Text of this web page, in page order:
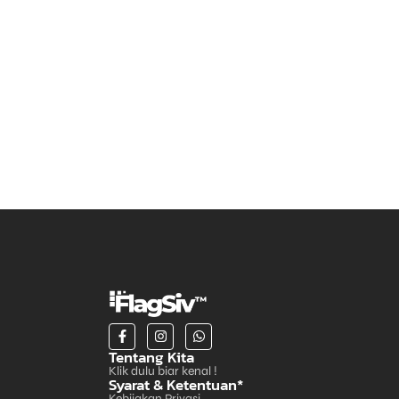
Tentang Kita
Klik dulu biar kenal !
Syarat & Ketentuan*